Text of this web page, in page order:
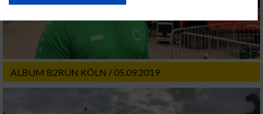
ALBUM B2RUN KÖLN / 05.09.2019
Website/App.
Partnerliste anzeigen (1 IAB-Anbieter)
Wir nutzen Ihre Daten für folgende Zwecke:
IAB-Verarbeitungszwecke:
Speichern von oder Zugriff auf Informationen
auf einem Endgerät